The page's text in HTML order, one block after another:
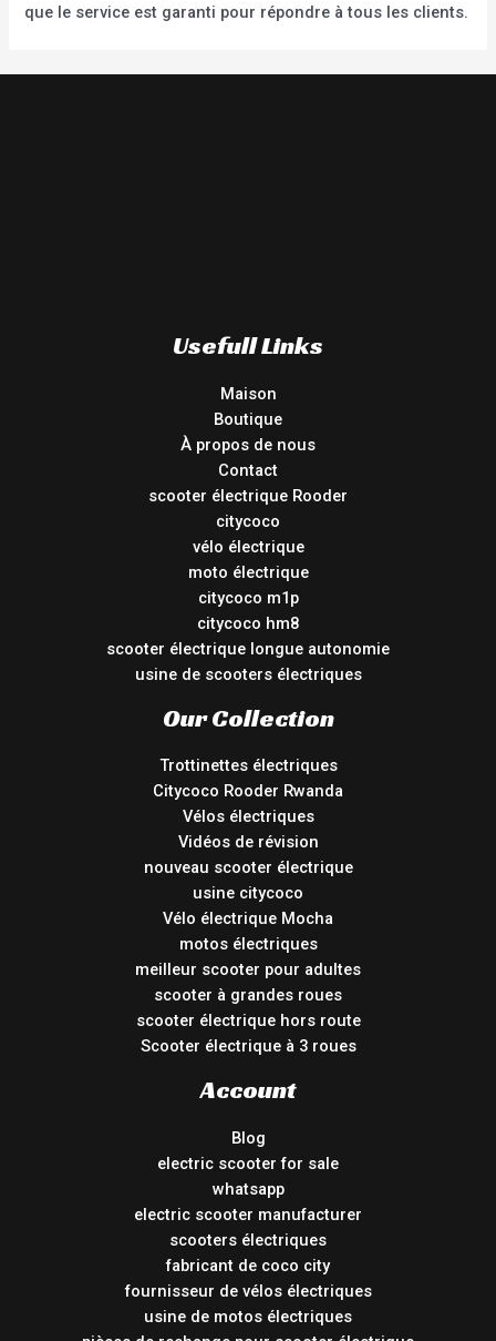
que le service est garanti pour répondre à tous les clients.
Usefull Links
Maison
Boutique
À propos de nous
Contact
scooter électrique Rooder
citycoco
vélo électrique
moto électrique
citycoco m1p
citycoco hm8
scooter électrique longue autonomie
usine de scooters électriques
Our Collection
Trottinettes électriques
Citycoco Rooder Rwanda
Vélos électriques
Vidéos de révision
nouveau scooter électrique
usine citycoco
Vélo électrique Mocha
motos électriques
meilleur scooter pour adultes
scooter à grandes roues
scooter électrique hors route
Scooter électrique à 3 roues
Account
Blog
electric scooter for sale
whatsapp
electric scooter manufacturer
scooters électriques
fabricant de coco city
fournisseur de vélos électriques
usine de motos électriques